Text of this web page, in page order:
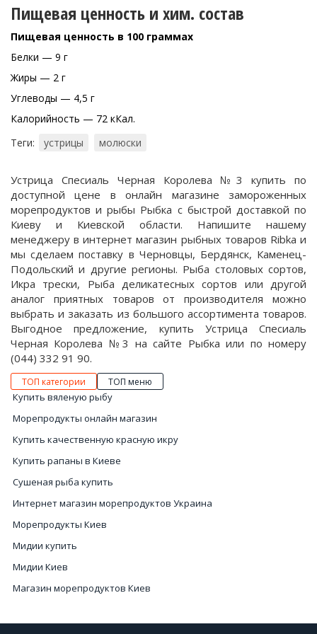
Пищевая ценность и хим. состав
Пищевая ценность в 100 граммах
Белки — 9 г
Жиры — 2 г
Углеводы — 4,5 г
Калорийность — 72 кКал.
Теги:
устрицы молюски
Устрица Спесиаль Черная Королева №3 купить по
доступной цене в онлайн магазине замороженных
морепродуктов и рыбы Рыбка с быстрой доставкой по
Киеву и Киевской области. Напишите нашему
менеджеру в интернет магазин рыбных товаров Ribka и
мы сделаем поставку в Черновцы, Бердянск, Каменец-
Подольский и другие регионы. Рыба столовых сортов,
Икра трески, Рыба деликатесных сортов или другой
аналог приятных товаров от производителя можно
выбрать и заказать из большого ассортимента товаров.
Выгодное предложение, купить Устрица Спесиаль
Черная Королева №3 на сайте Рыбка или по номеру
(044) 332 91 90.
ТОП категории ТОП меню
Купить вяленую рыбу
Морепродукты онлайн магазин
Купить качественную красную икру
Купить рапаны в Киеве
Сушеная рыба купить
Интернет магазин морепродуктов Украина
Морепродукты Киев
Мидии купить
Мидии Киев
Магазин морепродуктов Киев